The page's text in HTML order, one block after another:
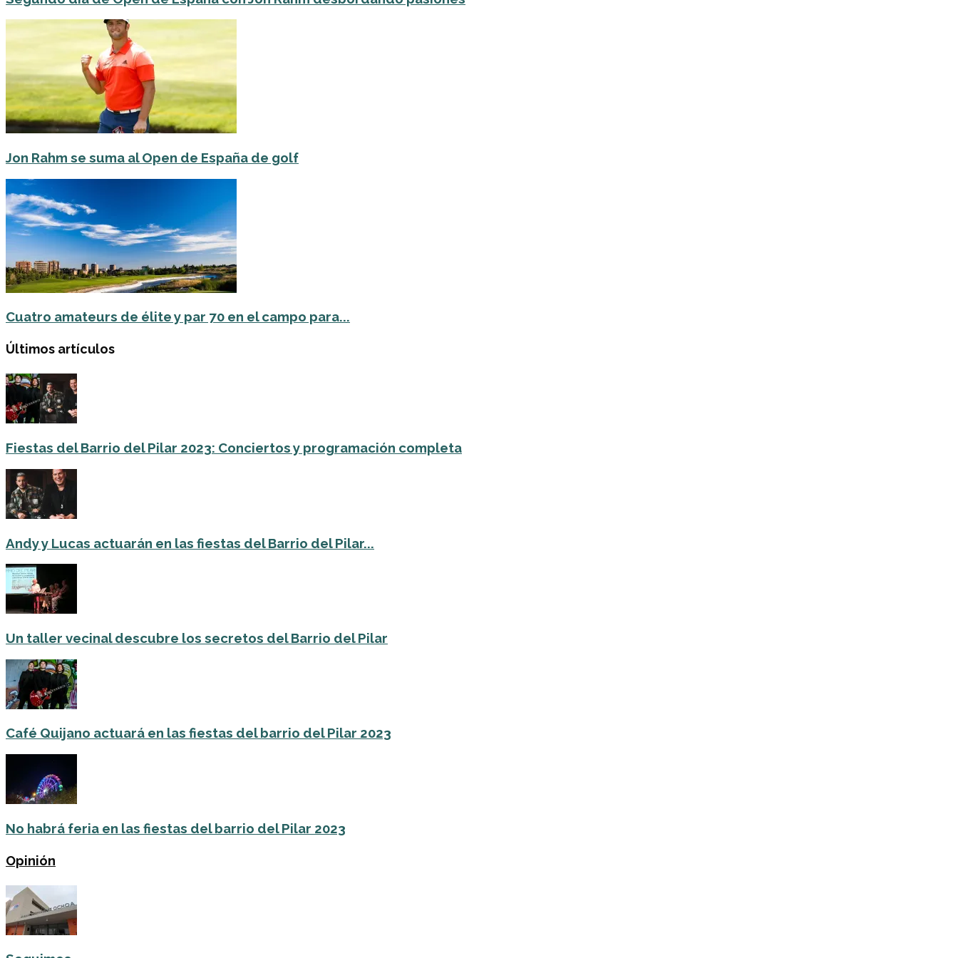
Jon Rahm se suma al Open de España de golf
Cuatro amateurs de élite y par 70 en el campo para...
Últimos artículos
Fiestas del Barrio del Pilar 2023: Conciertos y programación completa
Andy y Lucas actuarán en las fiestas del Barrio del Pilar...
Un taller vecinal descubre los secretos del Barrio del Pilar
Café Quijano actuará en las fiestas del barrio del Pilar 2023
No habrá feria en las fiestas del barrio del Pilar 2023
Opinión